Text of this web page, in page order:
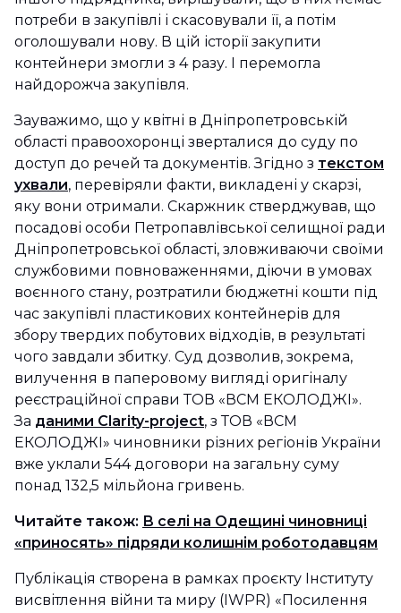
потреби в закупівлі і скасовували її, а потім
оголошували нову. В цій історії закупити
контейнери змогли з 4 разу. І перемогла
найдорожча закупівля.
Зауважимо, що у квітні в Дніпропетровській
області правоохоронці зверталися до суду по
доступ до речей та документів. Згідно з текстом
ухвали, перевіряли факти, викладені у скарзі,
яку вони отримали. Скаржник стверджував, що
посадові особи Петропавлівської селищної ради
Дніпропетровської області, зловживаючи своїми
службовими повноваженнями, діючи в умовах
воєнного стану, розтратили бюджетні кошти під
час закупівлі пластикових контейнерів для
збору твердих побутових відходів, в результаті
чого завдали збитку. Суд дозволив, зокрема,
вилучення в паперовому вигляді оригіналу
реєстраційної справи ТОВ «ВСМ ЕКОЛОДЖІ».
За даними Сlarity-project, з ТОВ «ВСМ
ЕКОЛОДЖІ» чиновники різних регіонів України
вже уклали 544 договори на загальну суму
понад 132,5 мільйона гривень.
Читайте також: В селі на Одещині чиновниці
«приносять» підряди колишнім роботодавцям
Публікація створена в рамках проєкту Інституту
висвітлення війни та миру (IWPR) «Посилення